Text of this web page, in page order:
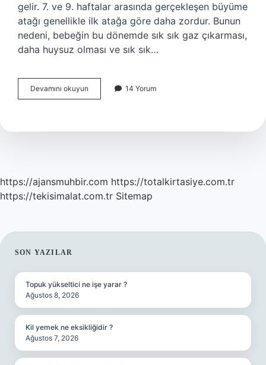
gelir. 7. ve 9. haftalar arasında gerçekleşen büyüme
atağı genellikle ilk atağa göre daha zordur. Bunun
nedeni, bebeğin bu dönemde sık sık gaz çıkarması,
daha huysuz olması ve sık sık…
Devamını okuyun Bebekler
Kaçıncı
Sakinleşir
14 Yorum
https://ajansmuhbir.com https://totalkirtasiye.com.tr
https://tekisimalat.com.tr Sitemap
SIDEBAR
SON YAZILAR
Topuk yükseltici ne işe yarar ?
Ağustos 8, 2026
Kil yemek ne eksikliğidir ?
Ağustos 7, 2026